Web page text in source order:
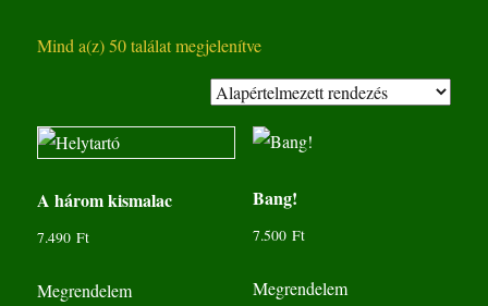
Mind a(z) 50 találat megjelenítve
A három kismalac
7.490Ft
Megrendelem
Bang!
7.500 Ft
Megrendelem